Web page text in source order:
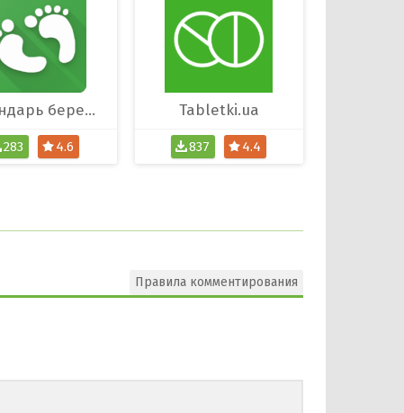
Календарь беременности
283 4.6
Tabletki.ua
837 4.4
Правила комментирования